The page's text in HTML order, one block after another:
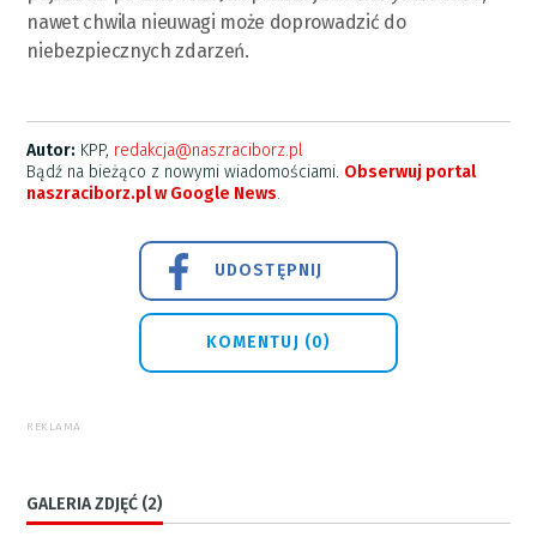
nawet chwila nieuwagi może doprowadzić do
niebezpiecznych zdarzeń.
Autor: KPP, redakcja@naszraciborz.pl
Bądź na bieżąco z nowymi wiadomościami. Obserwuj portal
naszraciborz.pl w Google News.
UDOSTĘPNIJ
KOMENTUJ (0)
REKLAMA
GALERIA ZDJĘĆ (2)